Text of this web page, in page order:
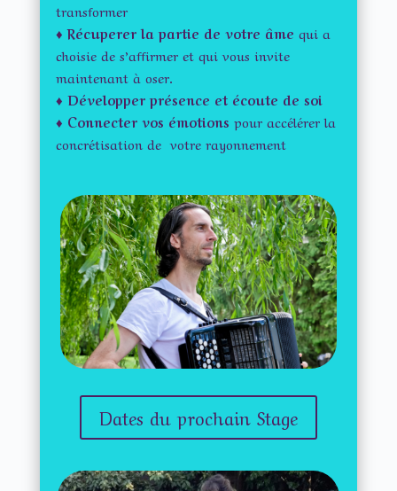
transformer
♦ Récuperer la partie de votre âme qui a
choisie de s’affirmer et qui vous invite
maintenant à oser.
♦ Développer présence et écoute de soi
♦ Connecter vos émotions pour accélérer la
concrétisation de votre rayonnement
Dates du prochain Stage